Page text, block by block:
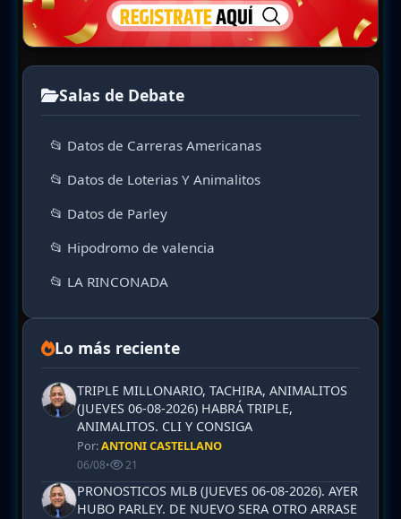
Salas de Debate
📂 Datos de Carreras Americanas
📂 Datos de Loterias Y Animalitos
📂 Datos de Parley
📂 Hipodromo de valencia
📂 LA RINCONADA
Lo más reciente
TRIPLE MILLONARIO, TACHIRA, ANIMALITOS
(JUEVES 06-08-2026) HABRÁ TRIPLE,
ANIMALITOS. CLI Y CONSIGA
Por:ANTONI CASTELLANO
06/08• 21
PRONOSTICOS MLB (JUEVES 06-08-2026). AYER
HUBO PARLEY. DE NUEVO SERA OTRO ARRASE